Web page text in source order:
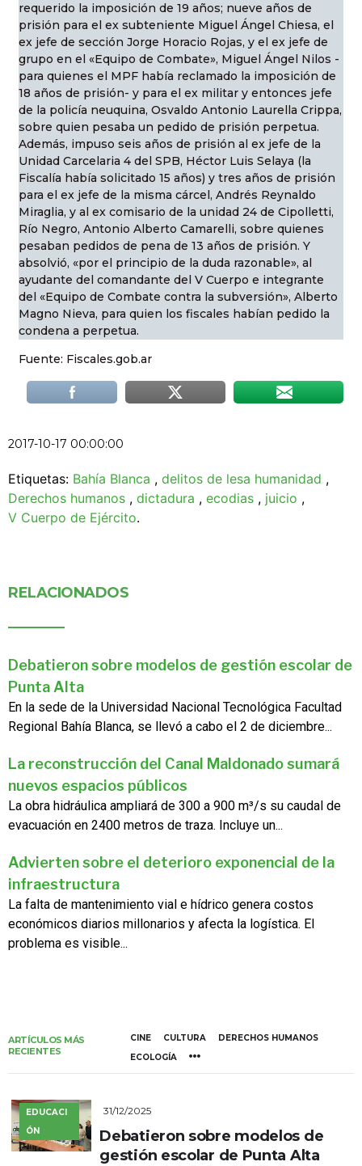
requerido la imposición de 19 años; nueve años de
prisión para el ex subteniente Miguel Ángel Chiesa, el
ex jefe de sección Jorge Horacio Rojas, y el ex jefe de
grupo en el «Equipo de Combate», Miguel Ángel Nilos -
para quienes el MPF había reclamado la imposición de
18 años de prisión- y para el ex militar y entonces jefe
de la policía neuquina, Osvaldo Antonio Laurella Crippa,
sobre quien pesaba un pedido de prisión perpetua.
Además, impuso seis años de prisión al ex jefe de la
Unidad Carcelaria 4 del SPB, Héctor Luis Selaya (la
Fiscalía había solicitado 15 años) y tres años de prisión
para el ex jefe de la misma cárcel, Andrés Reynaldo
Miraglia, y al ex comisario de la unidad 24 de Cipolletti,
Río Negro, Antonio Alberto Camarelli, sobre quienes
pesaban pedidos de pena de 13 años de prisión. Y
absolvió, «por el principio de la duda razonable», al
ayudante del comandante del V Cuerpo e integrante
del «Equipo de Combate contra la subversión», Alberto
Magno Nieva, para quien los fiscales habían pedido la
condena a perpetua.
Fuente: Fiscales.gob.ar
2017-10-17 00:00:00
Etiquetas: Bahía Blanca , delitos de lesa humanidad ,
Derechos humanos , dictadura , ecodias , juicio ,
V Cuerpo de Ejército.
RELACIONADOS
Debatieron sobre modelos de gestión escolar de
Punta Alta
En la sede de la Universidad Nacional Tecnológica Facultad
Regional Bahía Blanca, se llevó a cabo el 2 de diciembre...
La reconstrucción del Canal Maldonado sumará
nuevos espacios públicos
La obra hidráulica ampliará de 300 a 900 m³/s su caudal de
evacuación en 2400 metros de traza. Incluye un...
Advierten sobre el deterioro exponencial de la
infraestructura
La falta de mantenimiento vial e hídrico genera costos
económicos diarios millonarios y afecta la logística. El
problema es visible...
ARTÍCULOS MÁS
RECIENTES
CINE CULTURA
DERECHOS HUMANOS
ECOLOGÍA
EDUCACI
ÓN
31/12/2025
Debatieron sobre modelos de
gestión escolar de Punta Alta